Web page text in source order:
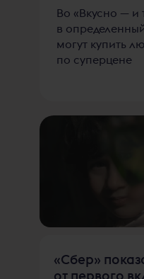
Во «Вкусно — и
в
могут купить
по суперцене
«Сбер»
от первого